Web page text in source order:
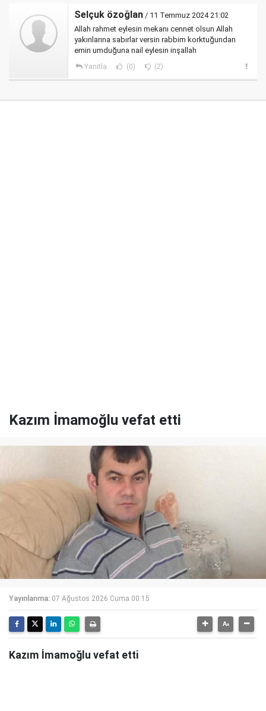
Selçuk özoğlan / 11 Temmuz 2024 21:02
Allah rahmet eylesin mekanı cennet olsun Allah
yakınlarına sabırlar versin rabbim korktuğundan
emin umduğuna nail eylesin inşallah
Yanıtla (0) (2)
Kazım İmamoğlu vefat etti
Yayınlanma: 07 Ağustos 2026 Cuma 00:15
Kazım İmamoğlu vefat etti